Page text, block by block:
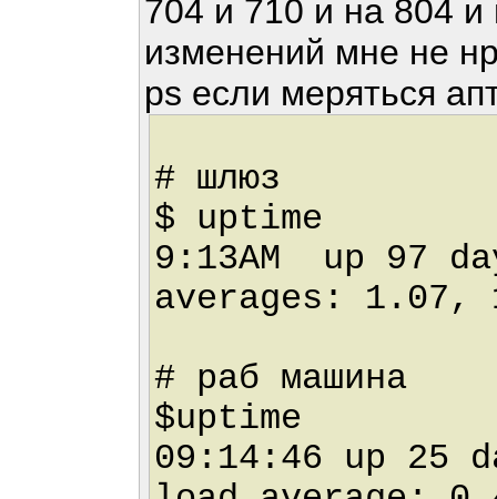
704 и 710 и на 804
изменений мне не
ps если меряться
# шлюз
$ uptime
9:13AM up 97
averages: 1.07,
# раб машина
$uptime
09:14:46 up